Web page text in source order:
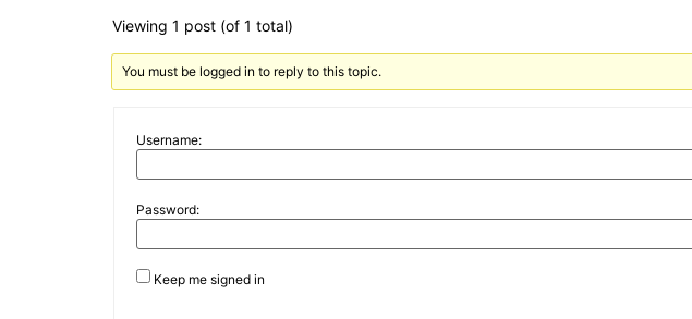
Viewing 1 post (of 1 total)
You must be logged in to reply to this topic.
Username:
Password:
Keep me signed in